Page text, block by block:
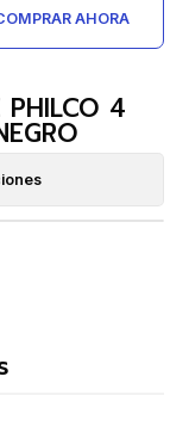
AHORA
PHILCO 4